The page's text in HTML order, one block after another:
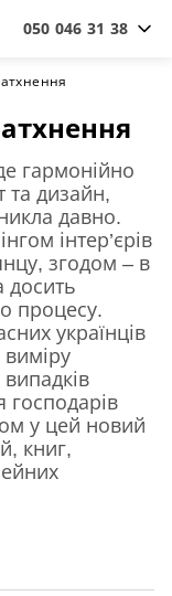
050 046 31 38
гармонійно
та дизайн,
давно.
інтер’єрів
згодом – в
досить
процесу.
українців
у цей новий
книг,